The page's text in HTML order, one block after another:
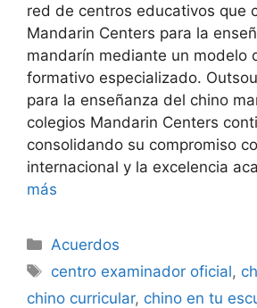
red de centros educativos que
Mandarin Centers para la
mandarín mediante un modelo
formativo especializado.
para la enseñanza del chino
colegios Mandarin Centers
consolidando su compromiso
internacional y la excelencia
más
Acuerdos
centro examinador oficial,
chino curricular, chino en tu